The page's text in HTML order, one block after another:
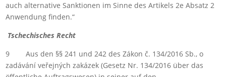
auch alternative Sanktionen im Sinne des Artikels 2e Absatz 2
Anwendung finden.“
Tschechisches Recht
9 Aus den §§ 241 und 242 des Zákon č. 134/2016 Sb., o
zadávání veřejných zakázek (Gesetz Nr. 134/2016 über das